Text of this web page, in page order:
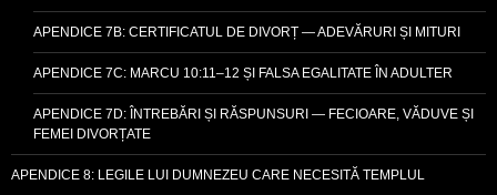
APENDICE 7B: CERTIFICATUL DE DIVORȚ — ADEVĂRURI ȘI MITURI
APENDICE 7C: MARCU 10:11–12 ȘI FALSA EGALITATE ÎN ADULTER
APENDICE 7D: ÎNTREBĂRI ȘI RĂSPUNSURI — FECIOARE, VĂDUVE ȘI
FEMEI DIVORȚATE
APENDICE 8: LEGILE LUI DUMNEZEU CARE NECESITĂ TEMPLUL